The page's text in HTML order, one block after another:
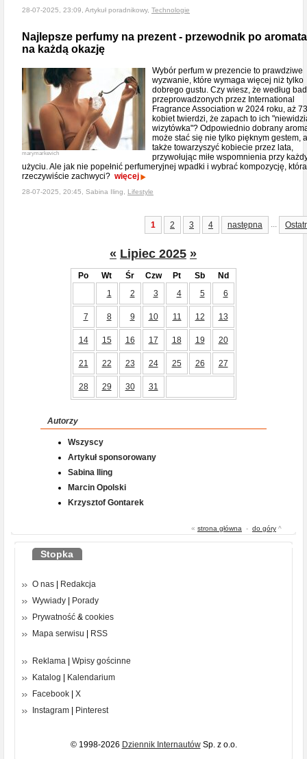
28-07-2025, 23:09, Artykuł poradnikowy, Technologie
Najlepsze perfumy na prezent - przewodnik po
na każdą okazję
marymarkevich
Wybór perfum w prezencie to prawdziwe
wyzwanie, które wymaga więcej niż tylko
dobrego gustu. Czy wiesz, że według
przeprowadzonych przez International
Fragrance Association w 2024 roku, aż
kobiet twierdzi, że zapach to ich
wizytówka"? Odpowiednio dobrany
może stać się nie tylko pięknym gestem,
także towarzyszyć kobiecie przez lata,
przywołując miłe wspomnienia przy
użyciu. Ale jak nie popełnić perfumeryjnej wpadki i wybrać kompozycję, która
rzeczywiście zachwyci? więcej
28-07-2025, 20:45, Sabina Iling, Lifestyle
1 2 3 4 następna ...
« Lipiec 2025 »
Po Wt Śr Czw Pt Sb
Nd
1
2 3 4 5 6
7 8 9 10 11 12 13
14 15 16 17 18 19 20
21 22 23 24 25 26 27
28 29 30 31
Autorzy
Wszyscy
Artykuł sponsorowany
Sabina Iling
Marcin Opolski
Krzysztof Gontarek
« strona główna - do góry ^
Stopka
O nas | Redakcja
Wywiady | Porady
Prywatność & cookies
Mapa serwisu | RSS
Reklama | Wpisy gościnne
Katalog | Kalendarium
Facebook | X
Instagram | Pinterest
© 1998-2026 Dziennik InternautówSp. z o.o.